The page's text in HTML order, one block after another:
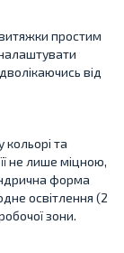
простим
від
та
не лише міцною,
форма
освітлення (2
зони.